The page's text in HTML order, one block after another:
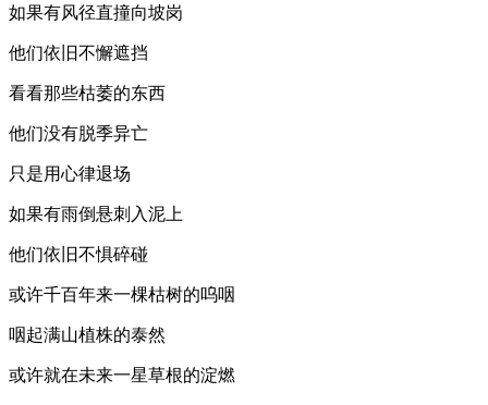
如果有风径直撞向坡岗
他们依旧不懈遮挡
看看那些枯萎的东西
他们没有脱季异亡
只是用心律退场
如果有雨倒悬刺入泥上
他们依旧不惧碎碰
或许千百年来一棵枯树的呜咽
咽起满山植株的泰然
或许就在未来一星草根的淀燃